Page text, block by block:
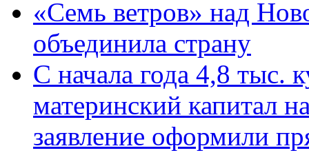
«Семь ветров» над
объединила страну
С начала года 4,8 тыс.
материнский капитал
заявление оформили